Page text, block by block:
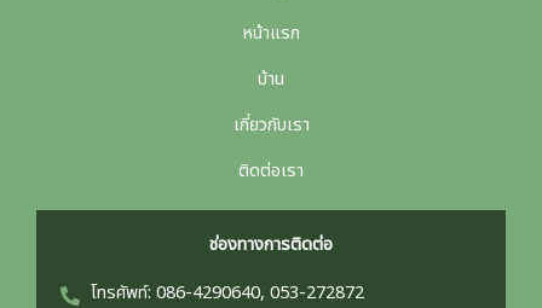
หน้าแรก
บ้าน
เกี่ยวกับเรา
ติดต่อเรา
ช่องทางการติดต่อ
โทรศัพท์: 086-4290640, 053-272872